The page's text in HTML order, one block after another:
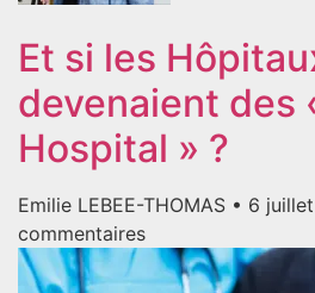
Et si les
devenaient des
Hospital » ?
Emilie LEBEE-THOMAS 6
commentaires